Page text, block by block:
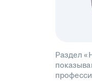
Раздел